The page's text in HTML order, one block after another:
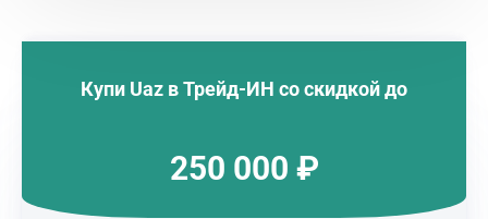
Купи Uaz в Трейд-ИН со скидкой до
250 000 ₽